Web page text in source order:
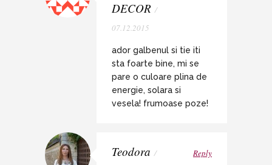
DECOR /
07.12.2015
ador galbenul si tie iti
sta foarte bine, mi se
pare o culoare plina de
energie, solara si
vesela! frumoase poze!
Teodora /
Reply